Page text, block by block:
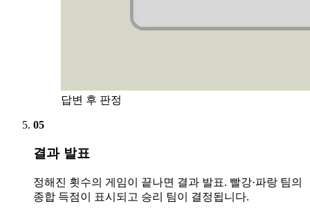
답변 후 판정
05
결과 발표
정해진 횟수의 게임이 끝나면 결과 발표. 빨강·파랑 팀의
종합 득점이 표시되고 승리 팀이 결정됩니다.